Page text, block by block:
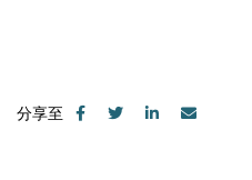
分享至